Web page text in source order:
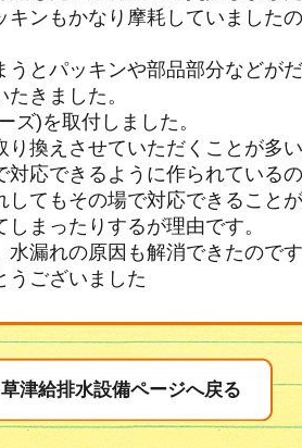
ンもかなり摩耗していました
とパッキンや部品部分などが
きました。
ズ)を取付しました。
換えさせていただくことが多
応できるように作られている
てもその場で対応できること
まったりするが理由です。
漏れの原因も解消できたのです
うございました
草津給排水設備ページへ戻る